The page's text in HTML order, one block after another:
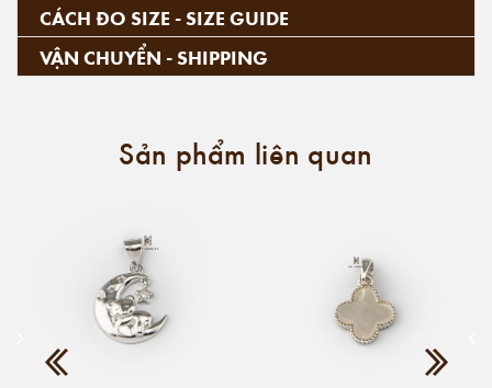
CÁCH ĐO SIZE - SIZE GUIDE
VẬN CHUYỂN - SHIPPING
Sản phẩm liên quan